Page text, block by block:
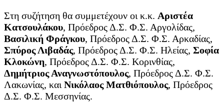
Στη συζήτηση θα συμμετέχουν οι κ.κ. Αριστέα
Κατσουλάκου, Πρόεδρος Δ.Σ. Φ.Σ. Αργολίδας,
Βασιλική Φράγκου, Πρόεδρος Δ.Σ. Φ.Σ. Αρκαδίας,
Σπύρος Λιβαδάς, Πρόεδρος Δ.Σ. Φ.Σ. Ηλείας, Σοφία
Κλοκώνη, Πρόεδρος Δ.Σ. Φ.Σ. Κορινθίας,
Δημήτριος Αναγνωστόπουλος, Πρόεδρος Δ.Σ. Φ.Σ.
Λακωνίας, και Νικόλαος Ματθιόπουλος, Πρόεδρος
Δ.Σ. Φ.Σ. Μεσσηνίας.